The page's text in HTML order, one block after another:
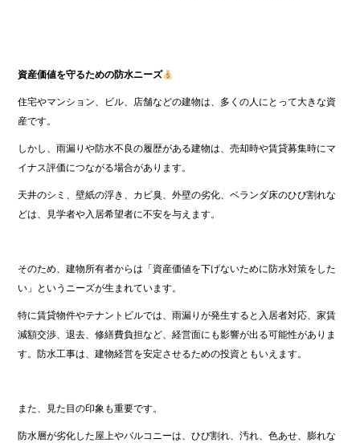
資産価値を守るための防水ニーズ
住宅やマンション、ビル、店舗などの建物は、多くの人にとって大きな資
産です。
しかし、雨漏りや防水不良の履歴がある建物は、売却時や賃貸募集時にマ
イナス評価につながる場合があります。
天井のシミ、壁紙の浮き、カビ臭、外壁の劣化、ベランダ床のひび割れな
どは、見学者や入居希望者に不安を与えます。
そのため、建物所有者からは「資産価値を下げないために防水対策をした
い」というニーズが生まれています。
特に賃貸物件やテナントビルでは、雨漏りが発生すると入居者対応、家賃
減額交渉、退去、修繕費負担など、経営面にも影響が出る可能性がありま
す。防水工事は、建物経営を安定させるための投資ともいえます。
また、見た目の印象も重要です。
防水層が劣化した屋上やバルコニーは、ひび割れ、汚れ、色あせ、膨れな